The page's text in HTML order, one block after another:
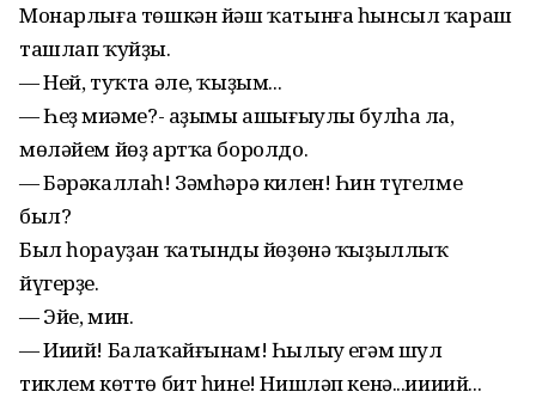
Монарлыға төшкән йәш ҡатынға һынсыл ҡараш
ташлап ҡуйҙы.
— Ней, туҡта әле, ҡыҙым...
— Һеҙ миңәме?- аҙымы ашығыулы булһа ла,
мөләйем йөҙ артҡа боролдо.
— Бәрәкаллаһ! Зәмһәрә килен! Һин түгелме
был?
Был һорауҙан ҡатындың йөҙөнә ҡыҙыллыҡ
йүгерҙе.
— Эйе, мин.
— Ииий! Балаҡайғынам! Һылыу еңгәм шул
тиклем көттө бит һине! Нишләп кенә...иииий...